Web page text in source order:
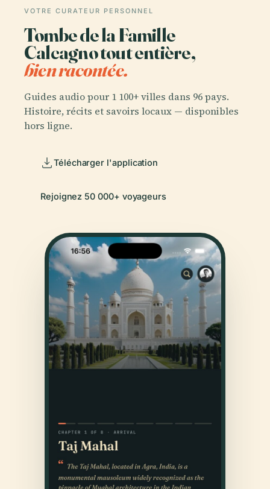
VOTRE CURATEUR PERSONNEL
Tombe de la Famille
Calcagno tout entière,
bien racontée.
Guides audio pour 1 100+ villes dans 96 pays.
Histoire, récits et savoirs locaux — disponibles
hors ligne.
Télécharger l'application
Rejoignez 50 000+ voyageurs